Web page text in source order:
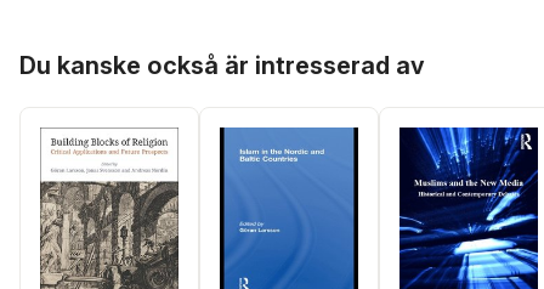
Du kanske också är intresserad av